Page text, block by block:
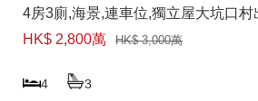
4房3廁,海景,連車位,獨立屋大坑口村
HK$ 2,800萬
HK$ 3,000萬
4 3